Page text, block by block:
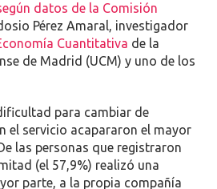
datos de la Comisión
Pérez Amaral, investigador
Cuantitativa de la
de Madrid (UCM) y uno de los
para cambiar de
el servicio acapararon el mayor
las personas que registraron
(el 57,9%) realizó una
parte, a la propia compañía